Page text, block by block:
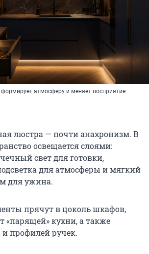
атмосферу и меняет восприятие
люстра — почти анахронизм. В
освещается слоями:
свет для готовки,
для атмосферы и мягкий
для ужина.
прячут в цоколь шкафов,
«парящей» кухни, а также
профилей ручек.